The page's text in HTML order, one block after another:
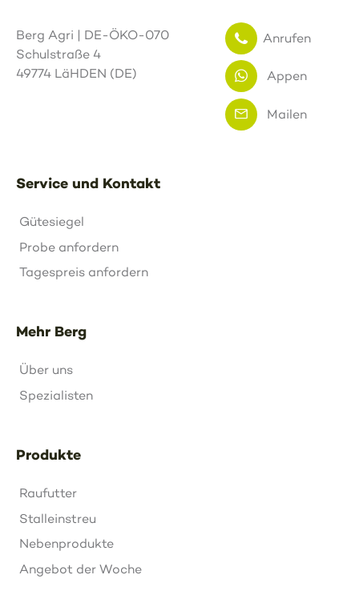
Service und Kontakt
Gütesiegel
Probe anfordern
Tagespreis anfordern
Mehr Berg
Über uns
Spezialisten
Produkte
Raufutter
Stalleinstreu
Nebenprodukte
Angebot der Woche
Berg Agri | DE-ÖKO-070
Schulstraße 4
49774 LäHDEN (DE)
Anrufen
Appen
Mailen